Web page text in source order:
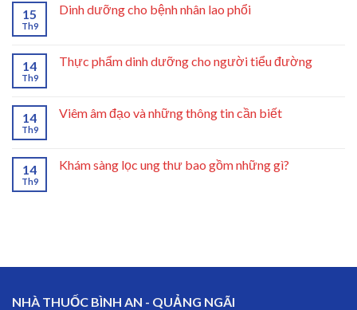
15
Th9
Dinh dưỡng cho bệnh nhân lao phổi
14
Th9
Thực phẩm dinh dưỡng cho người tiểu đường
14
Th9
Viêm âm đạo và những thông tin cần biết
14
Th9
Khám sàng lọc ung thư bao gồm những gì?
NHÀ THUỐC BÌNH AN - QUẢNG NGÃI